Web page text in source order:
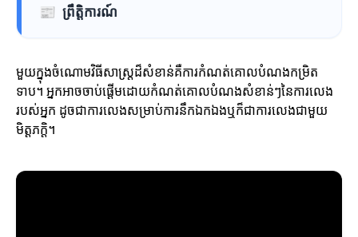
📰 ព្រឹត្តិការណ៍
មួយក្នុងចំណោមវិធីសាស្រ្តដ៏សំខាន់គឺការកំណត់គោលបំណងកម្រិត
ទាប។ អ្នកអាចចាប់ផ្តើមដោយកំណត់គោលបំណងសំខាន់ៗនៃការលេង
របស់អ្នក ដូចជាការលេងសម្រាប់ការនឹកឯកឯងឬក៏ជាការលេងជាមួយ
មិត្តភក្តិ។